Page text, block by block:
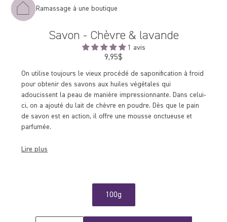
Savon - Chèvre & lavande
1 avis
9,95$
On utilise toujours le vieux procédé de saponification à froid
pour obtenir des savons aux huiles végétales qui
adoucissent la peau de manière impressionnante. Dans celui-
ci, on a ajouté du lait de chèvre en poudre. Dès que le pain
de savon est en action, il offre une mousse onctueuse et
parfumée.
Lire plus
100g
Ramassage à une boutique